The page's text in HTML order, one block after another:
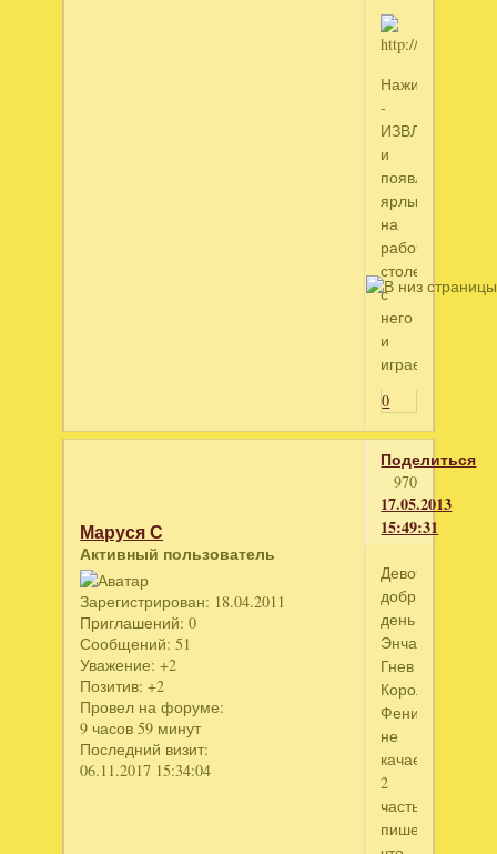
Нажимаете
-
ИЗВЛЕЧЬ
и
появляется
ярлык
на
рабочем
столе,
с
него
и
играем.
0
Поделиться
970
17.05.2013
15:49:31
Маруся С
Активный пользователь
Зарегистрирован: 18.04.2011
Приглашений: 0
Сообщений: 51
Уважение: +2
Позитив: +2
Провел на форуме:
9 часов 59 минут
Последний визит:
06.11.2017 15:34:04
Девочки,
добрый
день!
Энчантия:
Гнев
Королевы
Фениксов
не
качается
2
часть,
пишет,